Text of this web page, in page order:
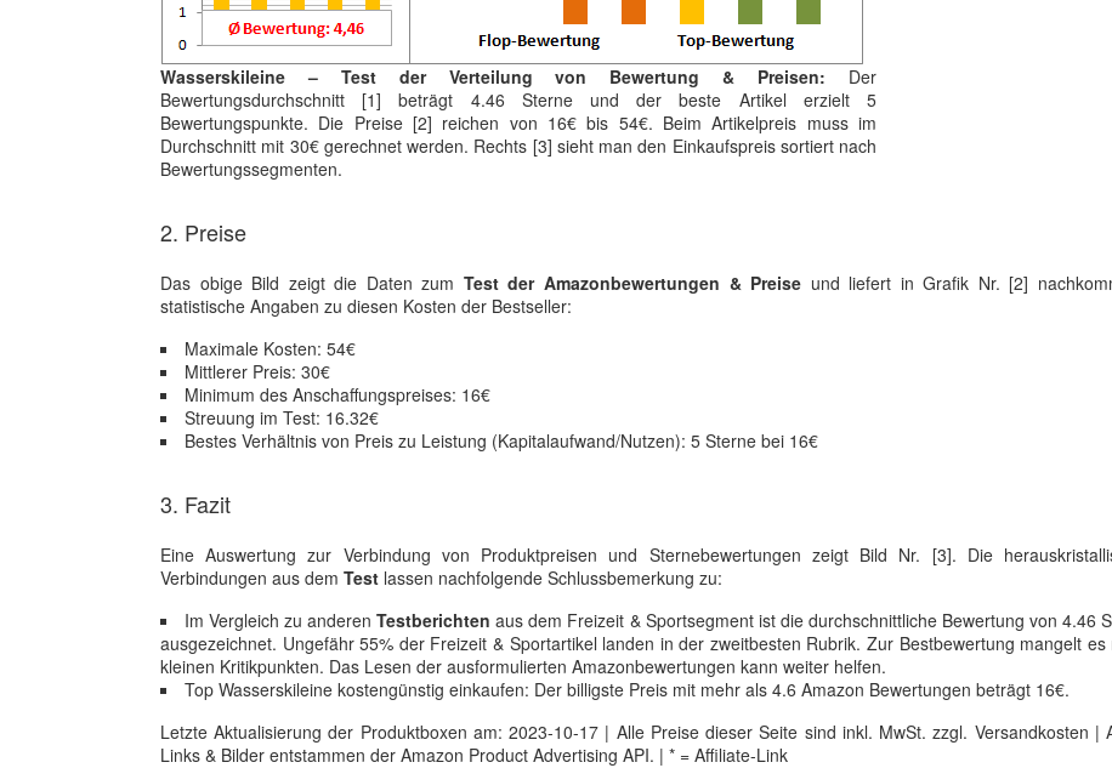
Wasserskileine – Test der Verteilung von Bewertung & Preisen: Der
Bewertungsdurchschnitt [1] beträgt 4.46 Sterne und der beste Artikel erzielt 5
Bewertungspunkte. Die Preise [2] reichen von 16€ bis 54€. Beim Artikelpreis muss im
Durchschnitt mit 30€ gerechnet werden. Rechts [3] sieht man den Einkaufspreis sortiert nach
Bewertungssegmenten.
2. Preise
Das obige Bild zeigt die Daten zum Test der Amazonbewertungen & Preise und liefert in Grafik Nr. [2]
statistische Angaben zu diesen Kosten der Bestseller:
Maximale Kosten: 54€
Mittlerer Preis: 30€
Minimum des Anschaffungspreises: 16€
Streuung im Test: 16.32€
Bestes Verhältnis von Preis zu Leistung (Kapitalaufwand/Nutzen): 5 Sterne bei 16€
3. Fazit
Eine Auswertung zur Verbindung von Produktpreisen und Sternebewertungen zeigt Bild Nr. [3]. Die
Verbindungen aus dem Test lassen nachfolgende Schlussbemerkung zu:
Im Vergleich zu anderenTestberichten aus dem Freizeit & Sportsegment ist die durchschnittliche Bewertung von 4.46
ausgezeichnet. Ungefähr 55% der Freizeit & Sportartikel landen in der zweitbesten Rubrik. Zur Bestbewertung mangelt es
kleinen Kritikpunkten. Das Lesen der ausformulierten Amazonbewertungen kann weiter helfen.
Top Wasserskileine kostengünstig einkaufen: Der billigste Preis mit mehr als 4.6 Amazon Bewertungen beträgt 16€.
Letzte Aktualisierung der Produktboxen am: 2023-10-17 | Alle Preise dieser Seite sind inkl. MwSt. zzgl. Versandkosten |
Links & Bilder entstammen der Amazon Product Advertising API. | * = Affiliate-Link